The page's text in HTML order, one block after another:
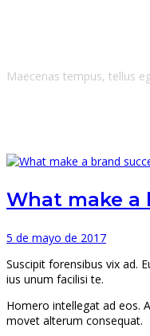
Maecenas tempus, tellus
What make a
5 de mayo de 2017
Suscipit forensibus vix ad.
ius unum facilisi te.
Homero intellegat ad eos.
movet alterum consequat.